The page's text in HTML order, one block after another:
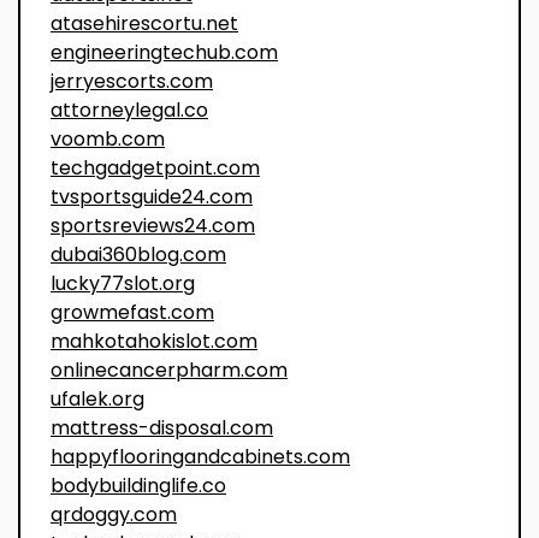
atasehirescortu.net
engineeringtechub.com
jerryescorts.com
attorneylegal.co
voomb.com
techgadgetpoint.com
tvsportsguide24.com
sportsreviews24.com
dubai360blog.com
lucky77slot.org
growmefast.com
mahkotahokislot.com
onlinecancerpharm.com
ufalek.org
mattress-disposal.com
happyflooringandcabinets.com
bodybuildinglife.co
qrdoggy.com